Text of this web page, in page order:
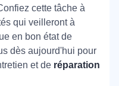
cette tâche à
qui veilleront à
en bon état de
dès aujourd'hui pour
et de réparation